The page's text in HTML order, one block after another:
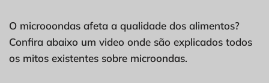
O microoondas afeta a qualidade dos alimentos?
Confira abaixo um video onde são explicados todos
os mitos existentes sobre microondas.